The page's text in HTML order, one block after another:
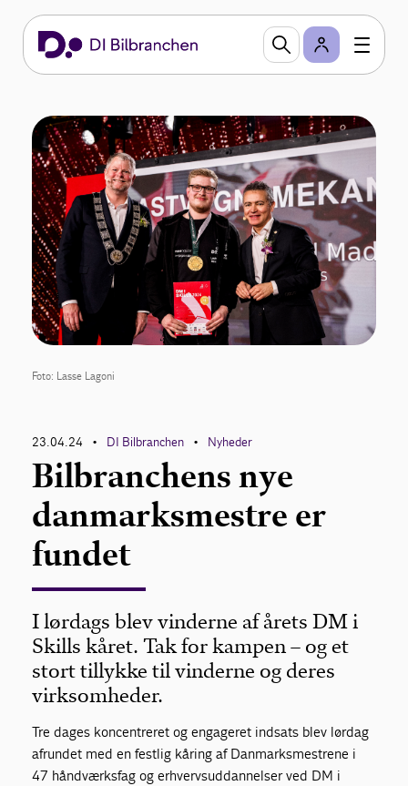
Foto: Lasse Lagoni
23.04.24 • DI Bilbranchen • Nyheder
Bilbranchens nye
danmarksmestre er
fundet
I lørdags blev vinderne af årets DM i
Skills kåret. Tak for kampen – og et
stort tillykke til vinderne og deres
virksomheder.
Tre dages koncentreret og engageret indsats blev lørdag
afrundet med en festlig kåring af Danmarksmestrene i
47 håndværksfag og erhvervsuddannelser ved DM i